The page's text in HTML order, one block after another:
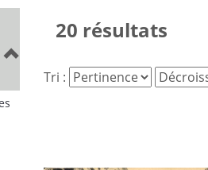
20 résultats
Tri :